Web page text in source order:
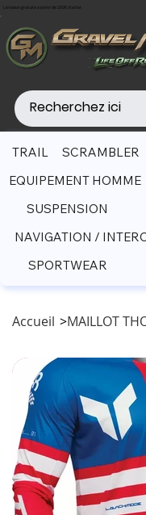
Livraison gratuite à partir de 200€ d'achat
Accueil >MAILLOT
TRAIL SCRAMBLER
EQUIPEMENT HOMME
SUSPENSION
NAVIGATION /
SPORTWEAR